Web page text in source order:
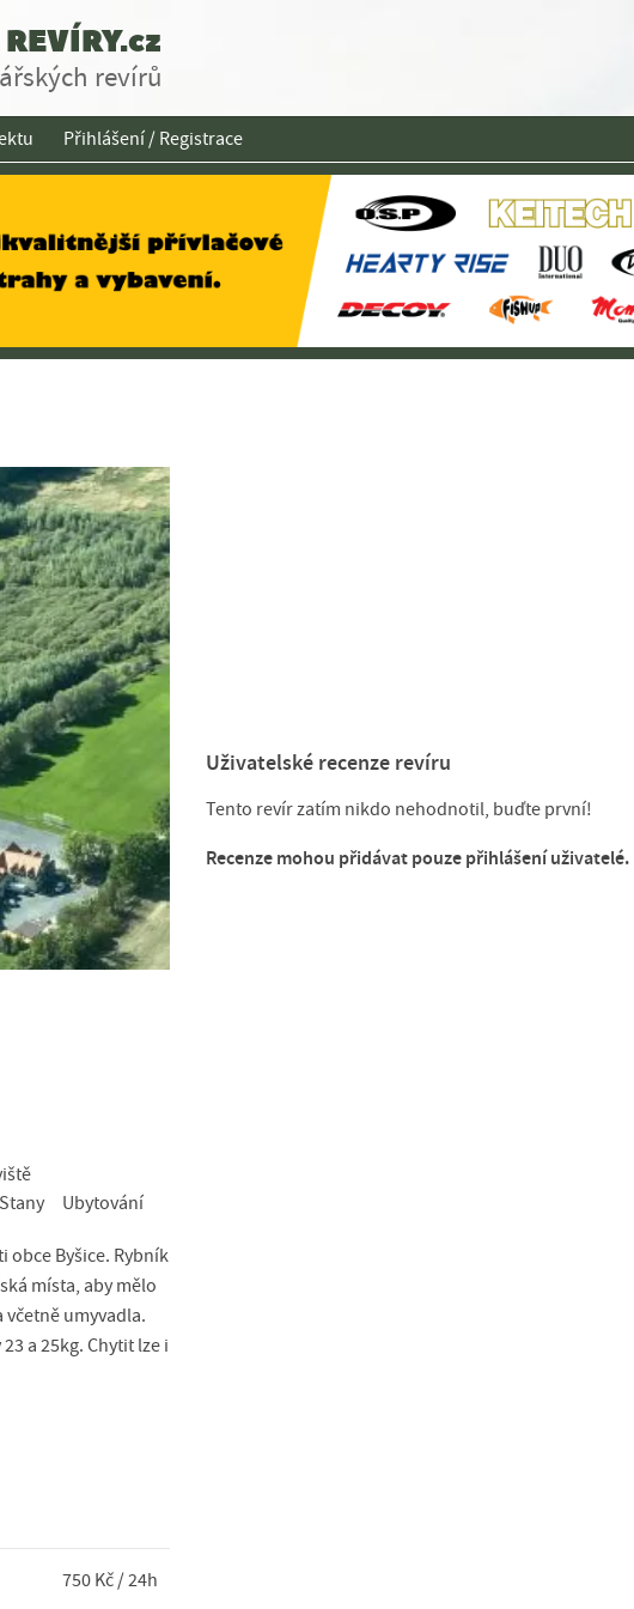
revírů
Přihlášení / Registrace
Stany Ubytování
obce Byšice. Rybník
místa, aby mělo
umyvadla.
a 25kg. Chytit lze i
750 Kč / 24h
Uživatelské recenze revíru
Tento revír zatím nikdo nehodnotil, buďte první!
Recenze mohou přidávat pouze přihlášení uživatelé.